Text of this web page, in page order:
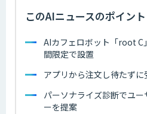
このAIニュースのポイント
AIカフェロボット「root C
間限定で設置
アプリから注文し待たず
パーソナライズ診断でユ
ーを提案